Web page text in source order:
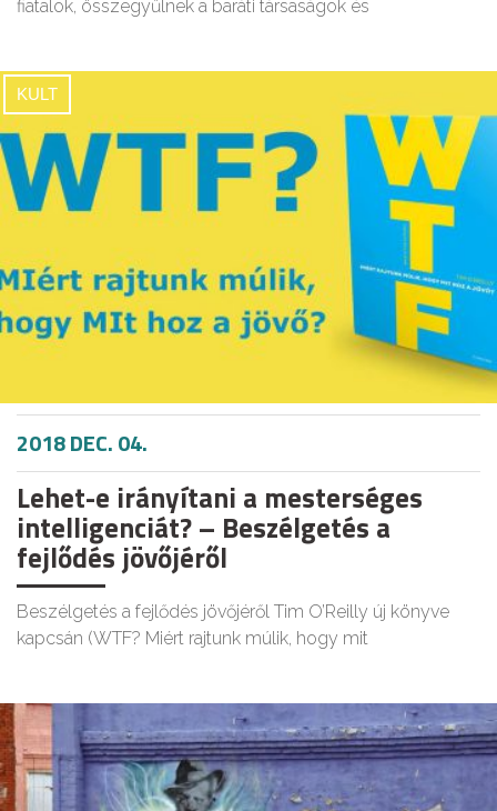
fiatalok, összegyűlnek a baráti társaságok és
KULT
2018 DEC. 04.
Lehet-e irányítani a mesterséges
intelligenciát? – Beszélgetés a
fejlődés jövőjéről
Beszélgetés a fejlődés jövőjéről Tim O’Reilly új könyve
kapcsán (WTF? Miért rajtunk múlik, hogy mit